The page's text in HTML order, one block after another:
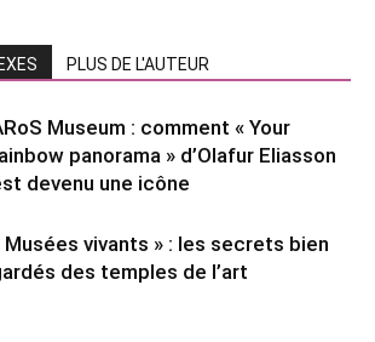
PLUS DE L'AUTEUR
Museum : comment « Your
panorama » d’Olafur Eliasson
devenu une icône
Musées vivants » : les secrets bien
des temples de l’art